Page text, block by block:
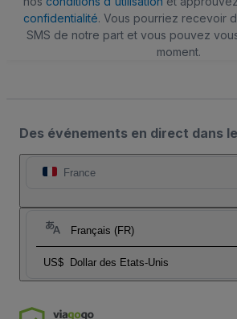
confidentialité. Vous pourriez recevoir
SMS de notre part et vous pouvez
moment.
Des événements en direct dans
France
Français (FR)
US$ Dollar des Etats-Unis